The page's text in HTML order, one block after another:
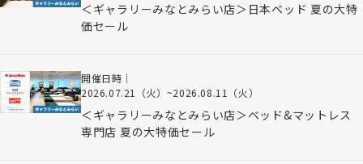
＜ギャラリーみなとみらい店＞日本ベッド 夏の大特
価セール
開催日時｜
2026.07.21（火） ~2026.08.11（火）
＜ギャラリーみなとみらい店＞ベッド&マットレス
専門店 夏の大特価セール